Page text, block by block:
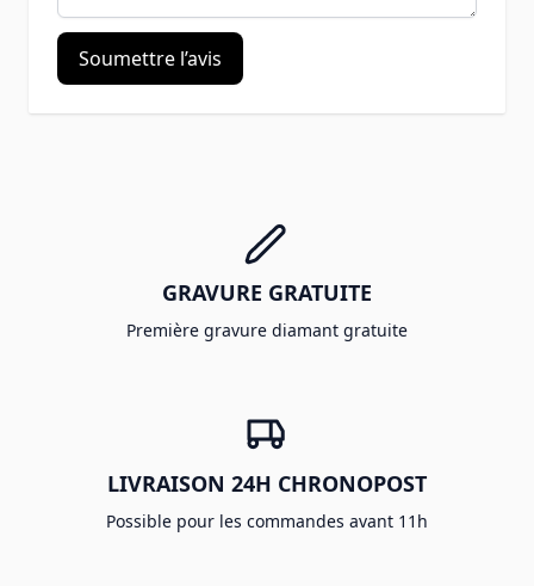
Soumettre l’avis
GRAVURE GRATUITE
Première gravure diamant gratuite
LIVRAISON 24H CHRONOPOST
Possible pour les commandes avant 11h